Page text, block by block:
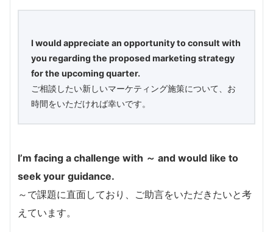
I would appreciate an opportunity to consult with
you regarding the proposed marketing strategy
for the upcoming quarter.
ご相談したい新しいマーケティング施策について、お
時間をいただければ幸いです。
I’m facing a challenge with ～ and would like to
seek your guidance.
～で課題に直面しており、ご助言をいただきたいと考
えています。